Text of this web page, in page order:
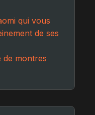
qui vous
de ses
de montres